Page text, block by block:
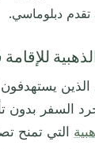
دبلوماسي.
يستهدفون
السفر بدون
التي تمنح